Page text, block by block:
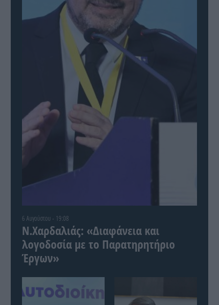
6 Αυγούστου - 19:08
Ν.Χαρδαλιάς: «Διαφάνεια και
λογοδοσία με το Παρατηρητήριο
Έργων»